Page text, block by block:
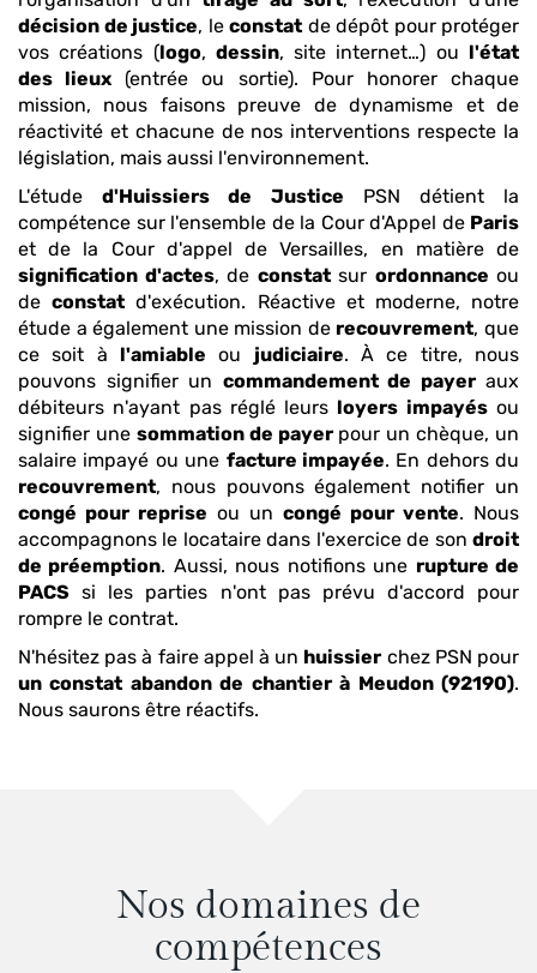
décision de justice, le constat de dépôt pour protéger
vos créations (logo, dessin, site internet…) ou l'état
des lieux (entrée ou sortie). Pour honorer chaque
mission, nous faisons preuve de dynamisme et de
réactivité et chacune de nos interventions respecte la
législation, mais aussi l'environnement.
L'étuded'Huissiers de Justice PSN détient la
compétence sur l'ensemble de la Cour d'Appel de Paris
et de la Cour d'appel de Versailles, en matière de
signification d'actes, de constatsur ordonnance ou
deconstat d'exécution. Réactive et moderne, notre
étude a également une mission de recouvrement, que
ce soit à l'amiable ou judiciaire. À ce titre, nous
pouvons signifier un commandement de payeraux
débiteurs n'ayant pas réglé leurs loyers impayésou
signifier une sommation de payerpour un chèque, un
salaire impayé ou une facture impayée. En dehors du
recouvrement, nous pouvons également notifier un
congé pour reprise ou un congé pour vente. Nous
accompagnons le locataire dans l'exercice de son droit
de préemption. Aussi, nous notifions une rupture de
PACS si les parties n'ont pas prévu d'accord pour
rompre le contrat.
N'hésitez pas à faire appel à un huissier chez PSN pour
un constat abandon de chantier à Meudon (92190).
Nous saurons être réactifs.
Nos domaines de
compétences